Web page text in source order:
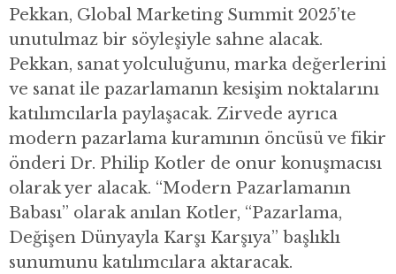
Pekkan, Global Marketing Summit 2025’te
unutulmaz bir söyleşiyle sahne alacak.
Pekkan, sanat yolculuğunu, marka değerlerini
ve sanat ile pazarlamanın kesişim noktalarını
katılımcılarla paylaşacak. Zirvede ayrıca
modern pazarlama kuramının öncüsü ve fikir
önderi Dr. Philip Kotler de onur konuşmacısı
olarak yer alacak. “Modern Pazarlamanın
Babası” olarak anılan Kotler, “Pazarlama,
Değişen Dünyayla Karşı Karşıya” başlıklı
sunumunu katılımcılara aktaracak.